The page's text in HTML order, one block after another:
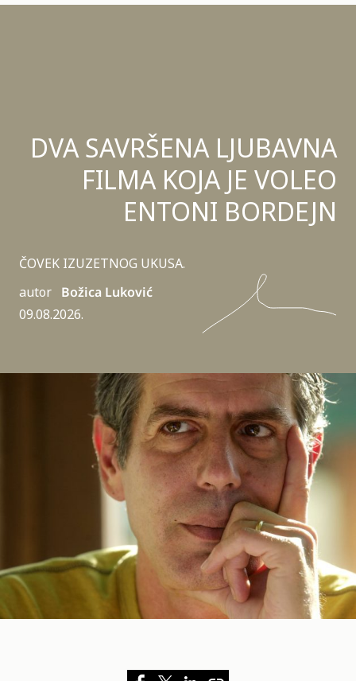
DVA SAVRŠENA LJUBAVNA
FILMA KOJA JE VOLEO
ENTONI BORDEJN
ČOVEK IZUZETNOG UKUSA.
autor Božica Luković
09.08.2026.